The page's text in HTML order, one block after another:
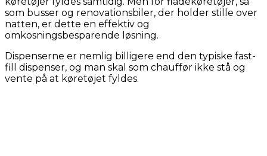
som busser og renovationsbiler, der holder stille over
natten, er dette en effektiv og
omkosningsbesparende løsning.
Dispenserne er nemlig billigere end den typiske fast-
fill dispenser, og man skal som chauffør ikke stå og
vente på at køretøjet fyldes.